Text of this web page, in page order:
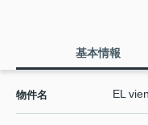
基本情報
物件名 EL